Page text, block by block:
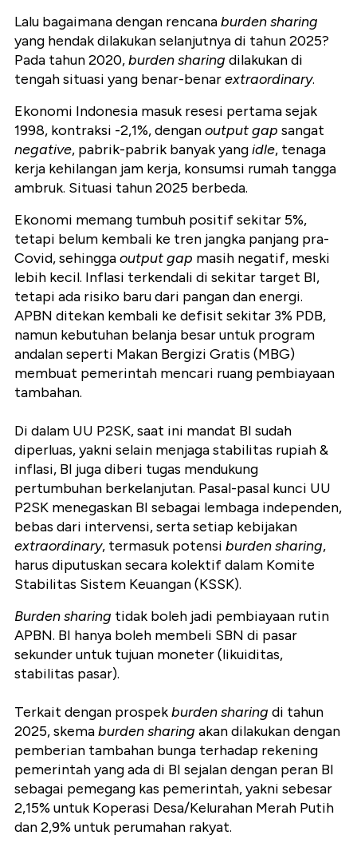
Lalu bagaimana dengan rencanaburden sharing
yang hendak dilakukan selanjutnya di tahun 2025?
Pada tahun 2020,burden sharing dilakukan di
tengah situasi yang benar-benarextraordinary.
Ekonomi Indonesia masuk resesi pertama sejak
1998, kontraksi -2,1%, denganoutput gap sangat
negative, pabrik-pabrik banyak yangidle, tenaga
kerja kehilangan jam kerja, konsumsi rumah tangga
ambruk. Situasi tahun 2025 berbeda.
Ekonomi memang tumbuh positif sekitar 5%,
tetapi belum kembali ke tren jangka panjang pra-
Covid, sehinggaoutput gap masih negatif, meski
lebih kecil. Inflasi terkendali di sekitar target BI,
tetapi ada risiko baru dari pangan dan energi.
APBN ditekan kembali ke defisit sekitar 3% PDB,
namun kebutuhan belanja besar untuk program
andalan seperti Makan Bergizi Gratis (MBG)
membuat pemerintah mencari ruang pembiayaan
tambahan.
Di dalam UU P2SK, saat ini mandat BI sudah
diperluas, yakni selain menjaga stabilitas rupiah &
inflasi, BI juga diberi tugas mendukung
pertumbuhan berkelanjutan. Pasal-pasal kunci UU
P2SK menegaskan BI sebagai lembaga independen,
bebas dari intervensi, serta setiap kebijakan
extraordinary, termasuk potensi burden sharing,
harus diputuskan secara kolektif dalam Komite
Stabilitas Sistem Keuangan (KSSK).
Burden sharing tidak boleh jadi pembiayaan rutin
APBN. BI hanya boleh membeli SBN di pasar
sekunder untuk tujuan moneter (likuiditas,
stabilitas pasar).
Terkait dengan prospekburden sharing di tahun
2025, skemaburden sharing akan dilakukan dengan
pemberian tambahan bunga terhadap rekening
pemerintah yang ada di BI sejalan dengan peran BI
sebagai pemegang kas pemerintah, yakni sebesar
2,15% untuk Koperasi Desa/Kelurahan Merah Putih
dan 2,9% untuk perumahan rakyat.